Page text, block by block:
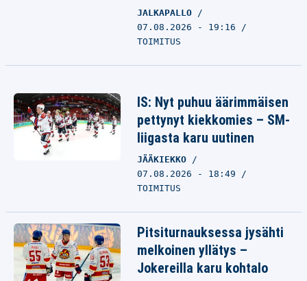
JALKAPALLO
07.08.2026 - 19:16
TOIMITUS
IS: Nyt puhuu äärimmäisen
pettynyt kiekkomies – SM-
liigasta karu uutinen
JÄÄKIEKKO
07.08.2026 - 18:49
TOIMITUS
Pitsiturnauksessa jysähti
melkoinen yllätys –
Jokereilla karu kohtalo